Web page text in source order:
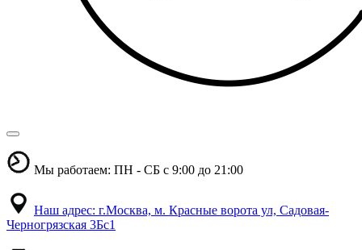
Мы работаем: ПН - СБ с 9:00 до 21:00
Наш адрес: г.Москва, м. Красные ворота ул, Садовая-
Черногрязская 3Бс1